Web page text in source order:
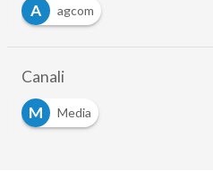
A
agcom
Canali
M
Media